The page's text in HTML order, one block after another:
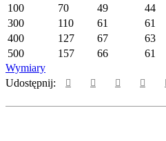
100
70 49 44
300
110 61 61
400
127 67 63
500
157 66 61
Wymiary
Udostępnij: